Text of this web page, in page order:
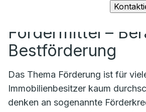
Fördermittel –
Bestförderung
Das Thema Förderung ist für
Immobilienbesitzer kaum
denken an sogenannte